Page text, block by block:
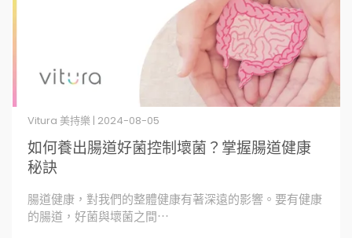
如何養出腸道好菌控制壞菌？掌握腸道健康
秘訣
Vitura 美持樂 | 2024-08-05
腸道健康，對我們的整體健康有著深遠的影響。要有健康
的腸道，好菌與壞菌之間⋯